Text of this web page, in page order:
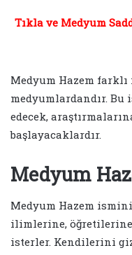
Tıkla ve Medyum
Medyum Hazem
medyumlardandır.
edecek,
başlayacaklardır.
Medyum
Medyum Hazem
ilimlerine,
isterler. Kendilerini